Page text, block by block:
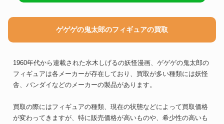
ゲゲゲの鬼太郎のフィギュアの買取
1960年代から連載された水木しげるの妖怪漫画、ゲゲゲの鬼太郎の
フィギュアは各メーカーが存在しており、買取が多い種類には妖怪
舎、バンダイなどのメーカーの製品があります。
買取の際にはフィギュアの種類、現在の状態などによって買取価格
が変わってきますが、特に販売価格が高いものや、希少性の高いも